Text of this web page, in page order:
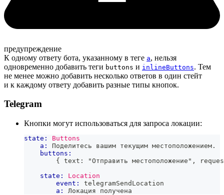
предупреждение
К одному ответу бота, указанному в теге a, нельзя
одновременно добавить теги buttons и inlineButtons. Тем
не менее можно добавить несколько ответов в один стейт
и к каждому ответу добавить разные типы кнопок.
Telegram
Кнопки могут использоваться для запроса локации:
state:
Buttons
a:
Поделитесь вашим текущим местоположением.
buttons:
{ text: "Отправить местоположение",
state:
Location
event:
telegramSendLocation
a:
Локация получена